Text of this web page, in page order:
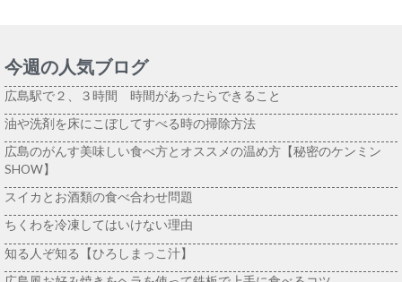
今週の人気ブログ
広島駅で２、３時間 時間があったらできること
油や洗剤を床にこぼしてすべる時の掃除方法
広島のがんす美味しい食べ方とオススメの温め方【秘密のケンミン
SHOW】
スイカとお酒類の食べ合わせ問題
ちくわを冷凍してはいけない理由
知る人ぞ知る【ひろしまっこ汁】